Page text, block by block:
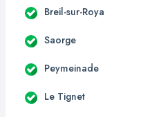
Breil-sur-Roya
Saorge
Peymeinade
Le Tignet